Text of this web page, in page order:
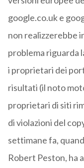
google.co.uk e
non realizzerebbe
problema riguarda
i proprietari dei
risultati (il noto
proprietari di siti
di violazioni del
settimane fa,
Robert Peston, ha